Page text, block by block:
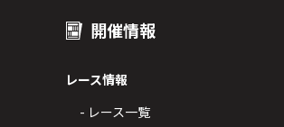
開催情報
レース情報
- レース一覧